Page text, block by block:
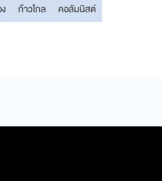
ก้าวไกล
คอลัมนิสต์